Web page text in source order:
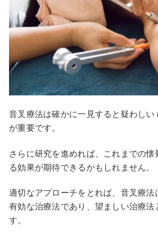
音叉療法は確かに一見すると疑わしい
が重要です。
さらに研究を進めれば、これまでの
る効果が期待できるかもしれません。
適切なアプローチをとれば、音叉療法
有効な治療法であり、望ましい治療法
す。